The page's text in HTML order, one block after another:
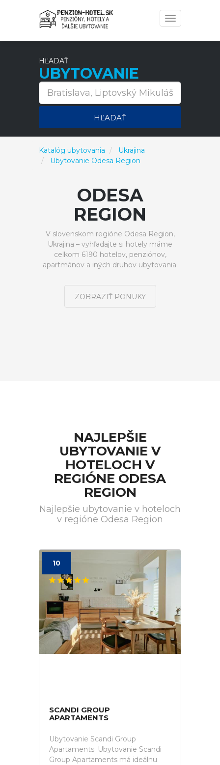
Toggle
navigation
HĽADAŤ
UBYTOVANIE
HĽADAŤ
Katalóg ubytovania
Ukrajina
Ubytovanie Odesa Region
ODESA
REGION
V slovenskom regióne Odesa Region,
Ukrajina – vyhľadajte si hotely máme
celkom 6190 hotelov, penziónov,
apartmánov a iných druhov ubytovania.
ZOBRAZIŤ PONUKY
NAJLEPŠIE
UBYTOVANIE V
HOTELOCH V
REGIÓNE ODESA
REGION
Najlepšie ubytovanie v hoteloch
v regióne Odesa Region
10
SCANDI GROUP
APARTAMENTS
Ubytovanie Scandi Group
Apartaments. Ubytovanie Scandi
Group Apartaments má ideálnu